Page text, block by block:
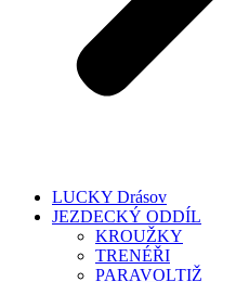
LUCKY Drásov
JEZDECKÝ ODDÍL
KROUŽKY
TRENÉŘI
PARAVOLTIŽ